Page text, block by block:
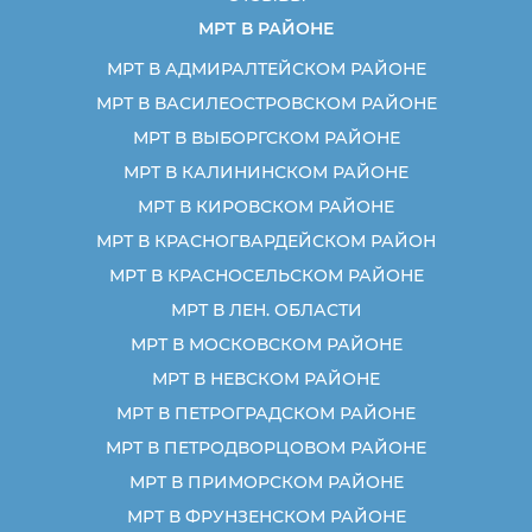
МРТ В РАЙОНЕ
МРТ В АДМИРАЛТЕЙСКОМ РАЙОНЕ
МРТ В ВАСИЛЕОСТРОВСКОМ РАЙОНЕ
МРТ В ВЫБОРГСКОМ РАЙОНЕ
МРТ В КАЛИНИНСКОМ РАЙОНЕ
МРТ В КИРОВСКОМ РАЙОНЕ
МРТ В КРАСНОГВАРДЕЙСКОМ РАЙОН
МРТ В КРАСНОСЕЛЬСКОМ РАЙОНЕ
МРТ В ЛЕН. ОБЛАСТИ
МРТ В МОСКОВСКОМ РАЙОНЕ
МРТ В НЕВСКОМ РАЙОНЕ
МРТ В ПЕТРОГРАДСКОМ РАЙОНЕ
МРТ В ПЕТРОДВОРЦОВОМ РАЙОНЕ
МРТ В ПРИМОРСКОМ РАЙОНЕ
МРТ В ФРУНЗЕНСКОМ РАЙОНЕ